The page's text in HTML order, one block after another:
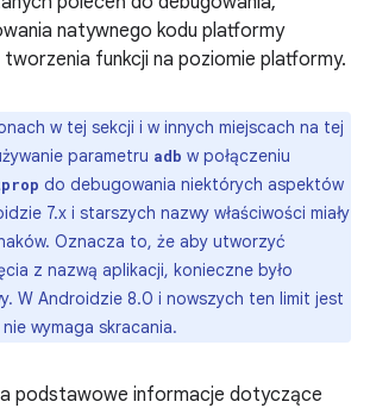
natywnego kodu platformy
funkcji na poziomie platformy.
w tej sekcji i w innych miejscach na tej
parametru adb w połączeniu
do debugowania niektórych aspektów
7.x i starszych nazwy właściwości miały
Oznacza to, że aby utworzyć
z nazwą aplikacji, konieczne było
W Androidzie 8.0 i nowszych ten limit jest
wymaga skracania.
podstawowe informacje dotyczące